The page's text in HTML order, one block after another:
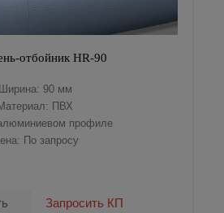
отбойник HR-90
Ширина: 90 мм
ПВХ
профиле
По запросу
Запросить КП